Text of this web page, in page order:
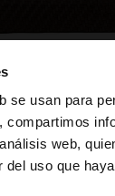
se usan para
compartimos
web,
del uso que
web de